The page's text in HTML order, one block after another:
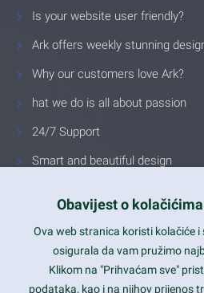
Is your website user friendly?
Ark offers weekly stunning
Why our customers love Ark?
hat we do is all about passion
24/7 Support
Smart and beautiful design
Latest trends and much more...
Obavijest o
Ova web stranica koristi kolačiće
osigurala da vam pružimo
Klikom na "Prihvaćam sve"
podataka, kao i na njihov prijenos